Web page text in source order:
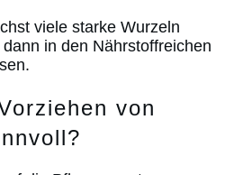
viele starke Wurzeln
in den Nährstoffreichen
von